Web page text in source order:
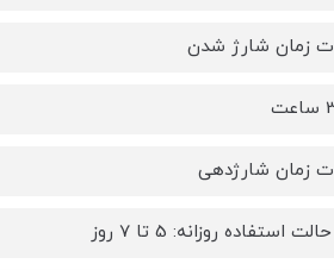
زمان شارژ شدن
زمان شارژدهی
استفاده روزانه: 5 تا 7 روز